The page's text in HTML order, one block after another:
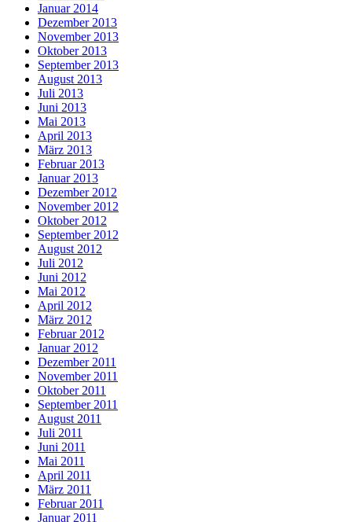
Januar 2014
Dezember 2013
November 2013
Oktober 2013
September 2013
August 2013
Juli 2013
Juni 2013
Mai 2013
April 2013
März 2013
Februar 2013
Januar 2013
Dezember 2012
November 2012
Oktober 2012
September 2012
August 2012
Juli 2012
Juni 2012
Mai 2012
April 2012
März 2012
Februar 2012
Januar 2012
Dezember 2011
November 2011
Oktober 2011
September 2011
August 2011
Juli 2011
Juni 2011
Mai 2011
April 2011
März 2011
Februar 2011
Januar 2011